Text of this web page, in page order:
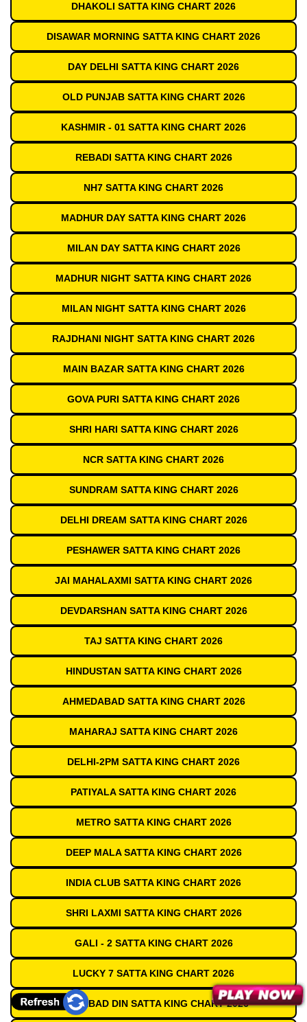
DHAKOLI SATTA KING CHART 2026
DISAWAR MORNING SATTA KING CHART 2026
DAY DELHI SATTA KING CHART 2026
OLD PUNJAB SATTA KING CHART 2026
KASHMIR - 01 SATTA KING CHART 2026
REBADI SATTA KING CHART 2026
NH7 SATTA KING CHART 2026
MADHUR DAY SATTA KING CHART 2026
MILAN DAY SATTA KING CHART 2026
MADHUR NIGHT SATTA KING CHART 2026
MILAN NIGHT SATTA KING CHART 2026
RAJDHANI NIGHT SATTA KING CHART 2026
MAIN BAZAR SATTA KING CHART 2026
GOVA PURI SATTA KING CHART 2026
SHRI HARI SATTA KING CHART 2026
NCR SATTA KING CHART 2026
SUNDRAM SATTA KING CHART 2026
DELHI DREAM SATTA KING CHART 2026
PESHAWER SATTA KING CHART 2026
JAI MAHALAXMI SATTA KING CHART 2026
DEVDARSHAN SATTA KING CHART 2026
TAJ SATTA KING CHART 2026
HINDUSTAN SATTA KING CHART 2026
AHMEDABAD SATTA KING CHART 2026
MAHARAJ SATTA KING CHART 2026
DELHI-2PM SATTA KING CHART 2026
PATIYALA SATTA KING CHART 2026
METRO SATTA KING CHART 2026
DEEP MALA SATTA KING CHART 2026
INDIA CLUB SATTA KING CHART 2026
SHRI LAXMI SATTA KING CHART 2026
GALI - 2 SATTA KING CHART 2026
LUCKY 7 SATTA KING CHART 2026
GAZIABAD DIN SATTA KING CHART 2026